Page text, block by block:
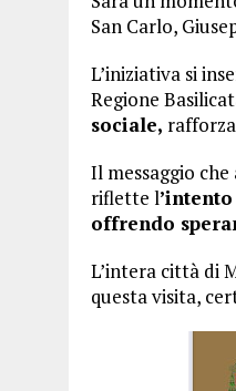
San Carlo,
L’iniziativa si
Regione
sociale,
Il messaggio
riflette l
offrendo
L’intera città di
questa visita,